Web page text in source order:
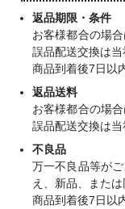
返品期限・条件
お客様都合の場
誤品配送交換は当
商品到着後7日以
返品送料
お客様都合の場
誤品配送交換は当
不良品
万一不良品等が
え、新品、また
商品到着後7日以